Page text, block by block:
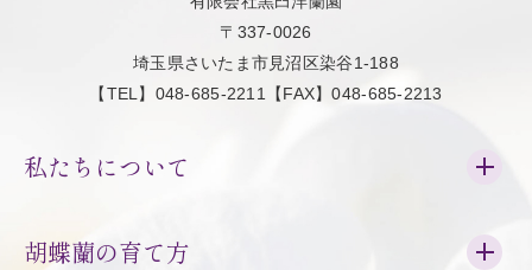
〒337-0026
埼玉県さいたま市見沼区染谷1-188
【TEL】048-685-2211【FAX】048-685-2213
私たちについて
胡蝶蘭の育て方